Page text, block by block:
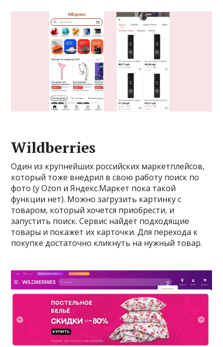
Wildberries
Один из крупнейших российских маркетплейсов,
который тоже внедрил в свою работу поиск по
фото (у Ozon и Яндекс.Маркет пока такой
функции нет). Можно загрузить картинку с
товаром, который хочется приобрести, и
запустить поиск. Сервис найдет подходящие
товары и покажет их карточки. Для перехода к
покупке достаточно кликнуть на нужный товар.